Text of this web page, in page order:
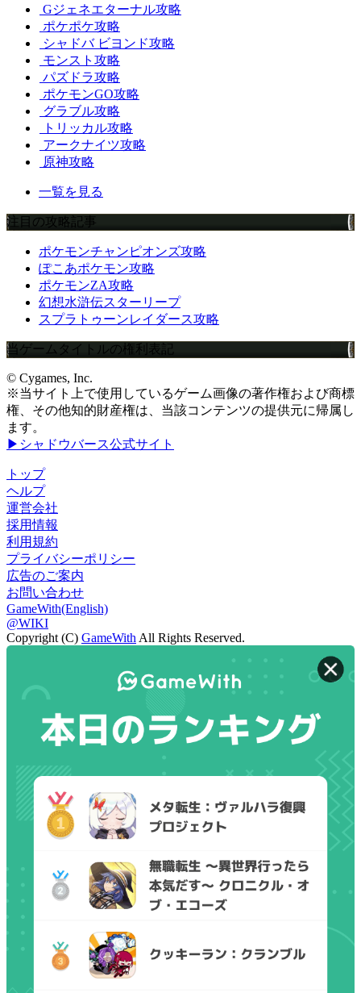
Gジェネエターナル攻略
ポケポケ攻略
シャドバ ビヨンド攻略
モンスト攻略
パズドラ攻略
ポケモンGO攻略
グラブル攻略
トリッカル攻略
アークナイツ攻略
原神攻略
一覧を見る
注目の攻略記事
ポケモンチャンピオンズ攻略
ぽこあポケモン攻略
ポケモンZA攻略
幻想水滸伝スターリープ
スプラトゥーンレイダース攻略
当ゲームタイトルの権利表記
© Cygames, Inc.
※当サイト上で使用しているゲーム画像の著作権および商標
権、その他知的財産権は、当該コンテンツの提供元に帰属し
ます。
▶シャドウバース公式サイト
トップ
ヘルプ
運営会社
採用情報
利用規約
プライバシーポリシー
広告のご案内
お問い合わせ
GameWith(English)
@WIKI
Copyright (C) GameWith All Rights Reserved.